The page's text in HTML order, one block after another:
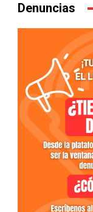
Denuncias